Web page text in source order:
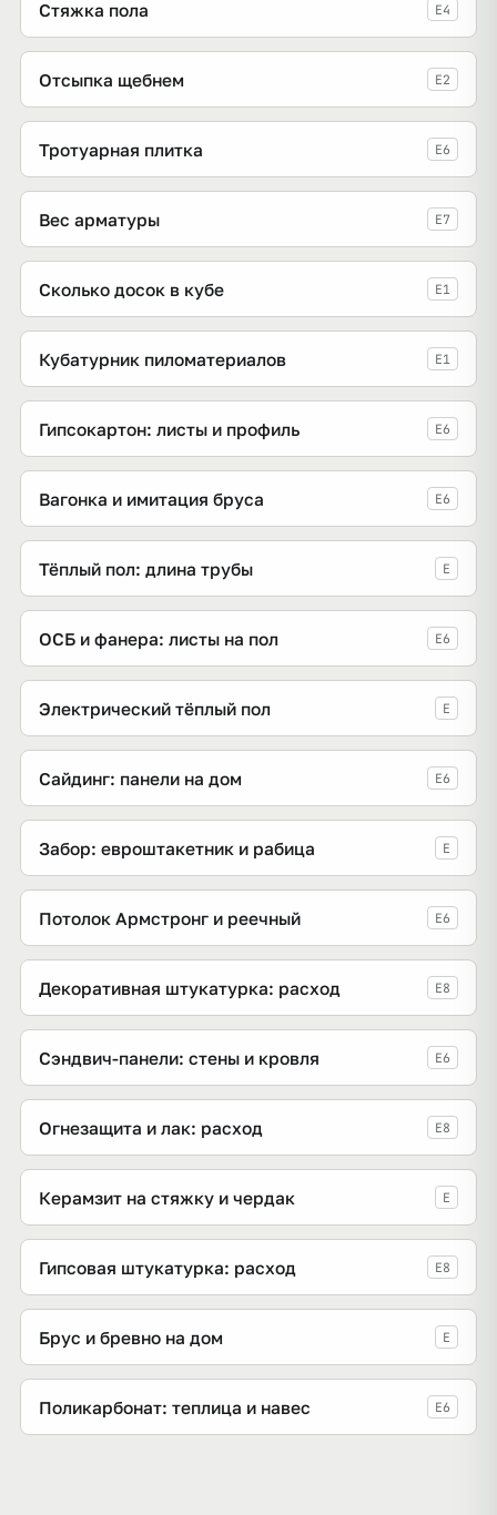
Стяжка пола E4
Отсыпка щебнем E2
Тротуарная плитка E6
Вес арматуры E7
Сколько досок в кубе E1
Кубатурник пиломатериалов E1
Гипсокартон: листы и профиль E6
Вагонка и имитация бруса E6
Тёплый пол: длина трубы E
ОСБ и фанера: листы на пол E6
Электрический тёплый пол E
Сайдинг: панели на дом E6
Забор: евроштакетник и рабица E
Потолок Армстронг и реечный E6
Декоративная штукатурка: расход E8
Сэндвич-панели: стены и кровля E6
Огнезащита и лак: расход E8
Керамзит на стяжку и чердак E
Гипсовая штукатурка: расход E8
Брус и бревно на дом E
Поликарбонат: теплица и навес E6